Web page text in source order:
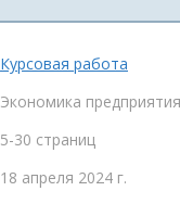
Курсовая работа
Экономика предприятия
5-30 страниц
18 апреля 2024 г.